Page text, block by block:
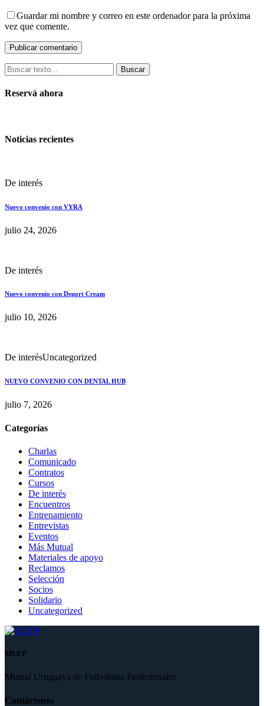
Guardar mi nombre y correo en este ordenador para la próxima
vez que comente.
Buscar
Reservá ahora
Noticias recientes
De interés
Nuevo convenio con VYRA
julio 24, 2026
De interés
Nuevo convenio con Deport Cream
julio 10, 2026
De interésUncategorized
NUEVO CONVENIO CON DENTAL HUB
julio 7, 2026
Categorías
Charlas
Comunicado
Contratos
Cursos
De interés
Encuentros
Entrenamiento
Entrevistas
Eventos
Más Mutual
Materiales de apoyo
Reclamos
Selección
Socios
Solidario
Uncategorized
MUFP
Mutual Uruguaya de Futbolistas Profesionales
Contáctenos